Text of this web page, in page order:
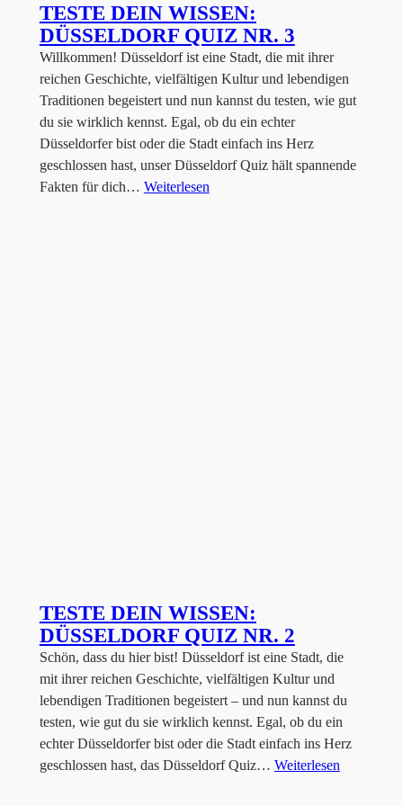
TESTE DEIN WISSEN:
DÜSSELDORF QUIZ NR. 3
Willkommen! Düsseldorf ist eine Stadt, die mit ihrer
reichen Geschichte, vielfältigen Kultur und lebendigen
Traditionen begeistert und nun kannst du testen, wie gut
du sie wirklich kennst. Egal, ob du ein echter
Düsseldorfer bist oder die Stadt einfach ins Herz
geschlossen hast, unser Düsseldorf Quiz hält spannende
Fakten für dich… Weiterlesen
TESTE DEIN WISSEN:
DÜSSELDORF QUIZ NR. 2
Schön, dass du hier bist! Düsseldorf ist eine Stadt, die
mit ihrer reichen Geschichte, vielfältigen Kultur und
lebendigen Traditionen begeistert – und nun kannst du
testen, wie gut du sie wirklich kennst. Egal, ob du ein
echter Düsseldorfer bist oder die Stadt einfach ins Herz
geschlossen hast, das Düsseldorf Quiz… Weiterlesen